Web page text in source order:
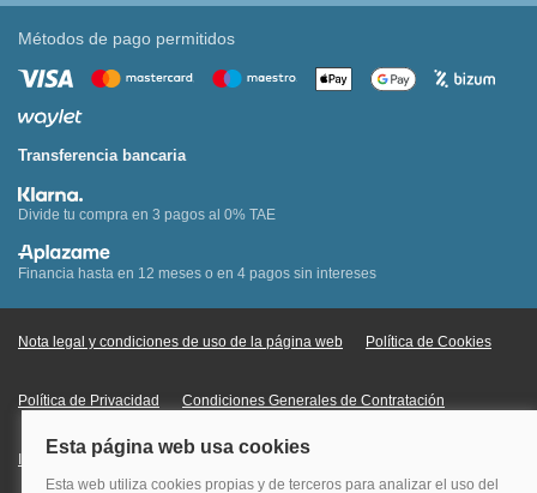
Métodos de pago permitidos
Transferencia bancaria
Divide tu compra en 3 pagos al 0% TAE
Financia hasta en 12 meses o en 4 pagos sin intereses
Nota legal y condiciones de uso de la página web Política de Cookies
Política de Privacidad Condiciones Generales de Contratación
Información Legal sobre Mercados en Línea